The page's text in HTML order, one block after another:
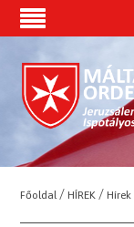
Főoldal /HÍREK /Hírek